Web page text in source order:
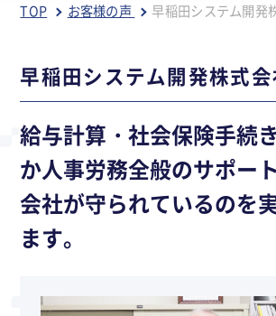
TOP お客様の声 早稲田システム開発
早稲田システム開発株式
給与計算・社会保険手続
か人事労務全般のサポー
会社が守られているのを
ます。